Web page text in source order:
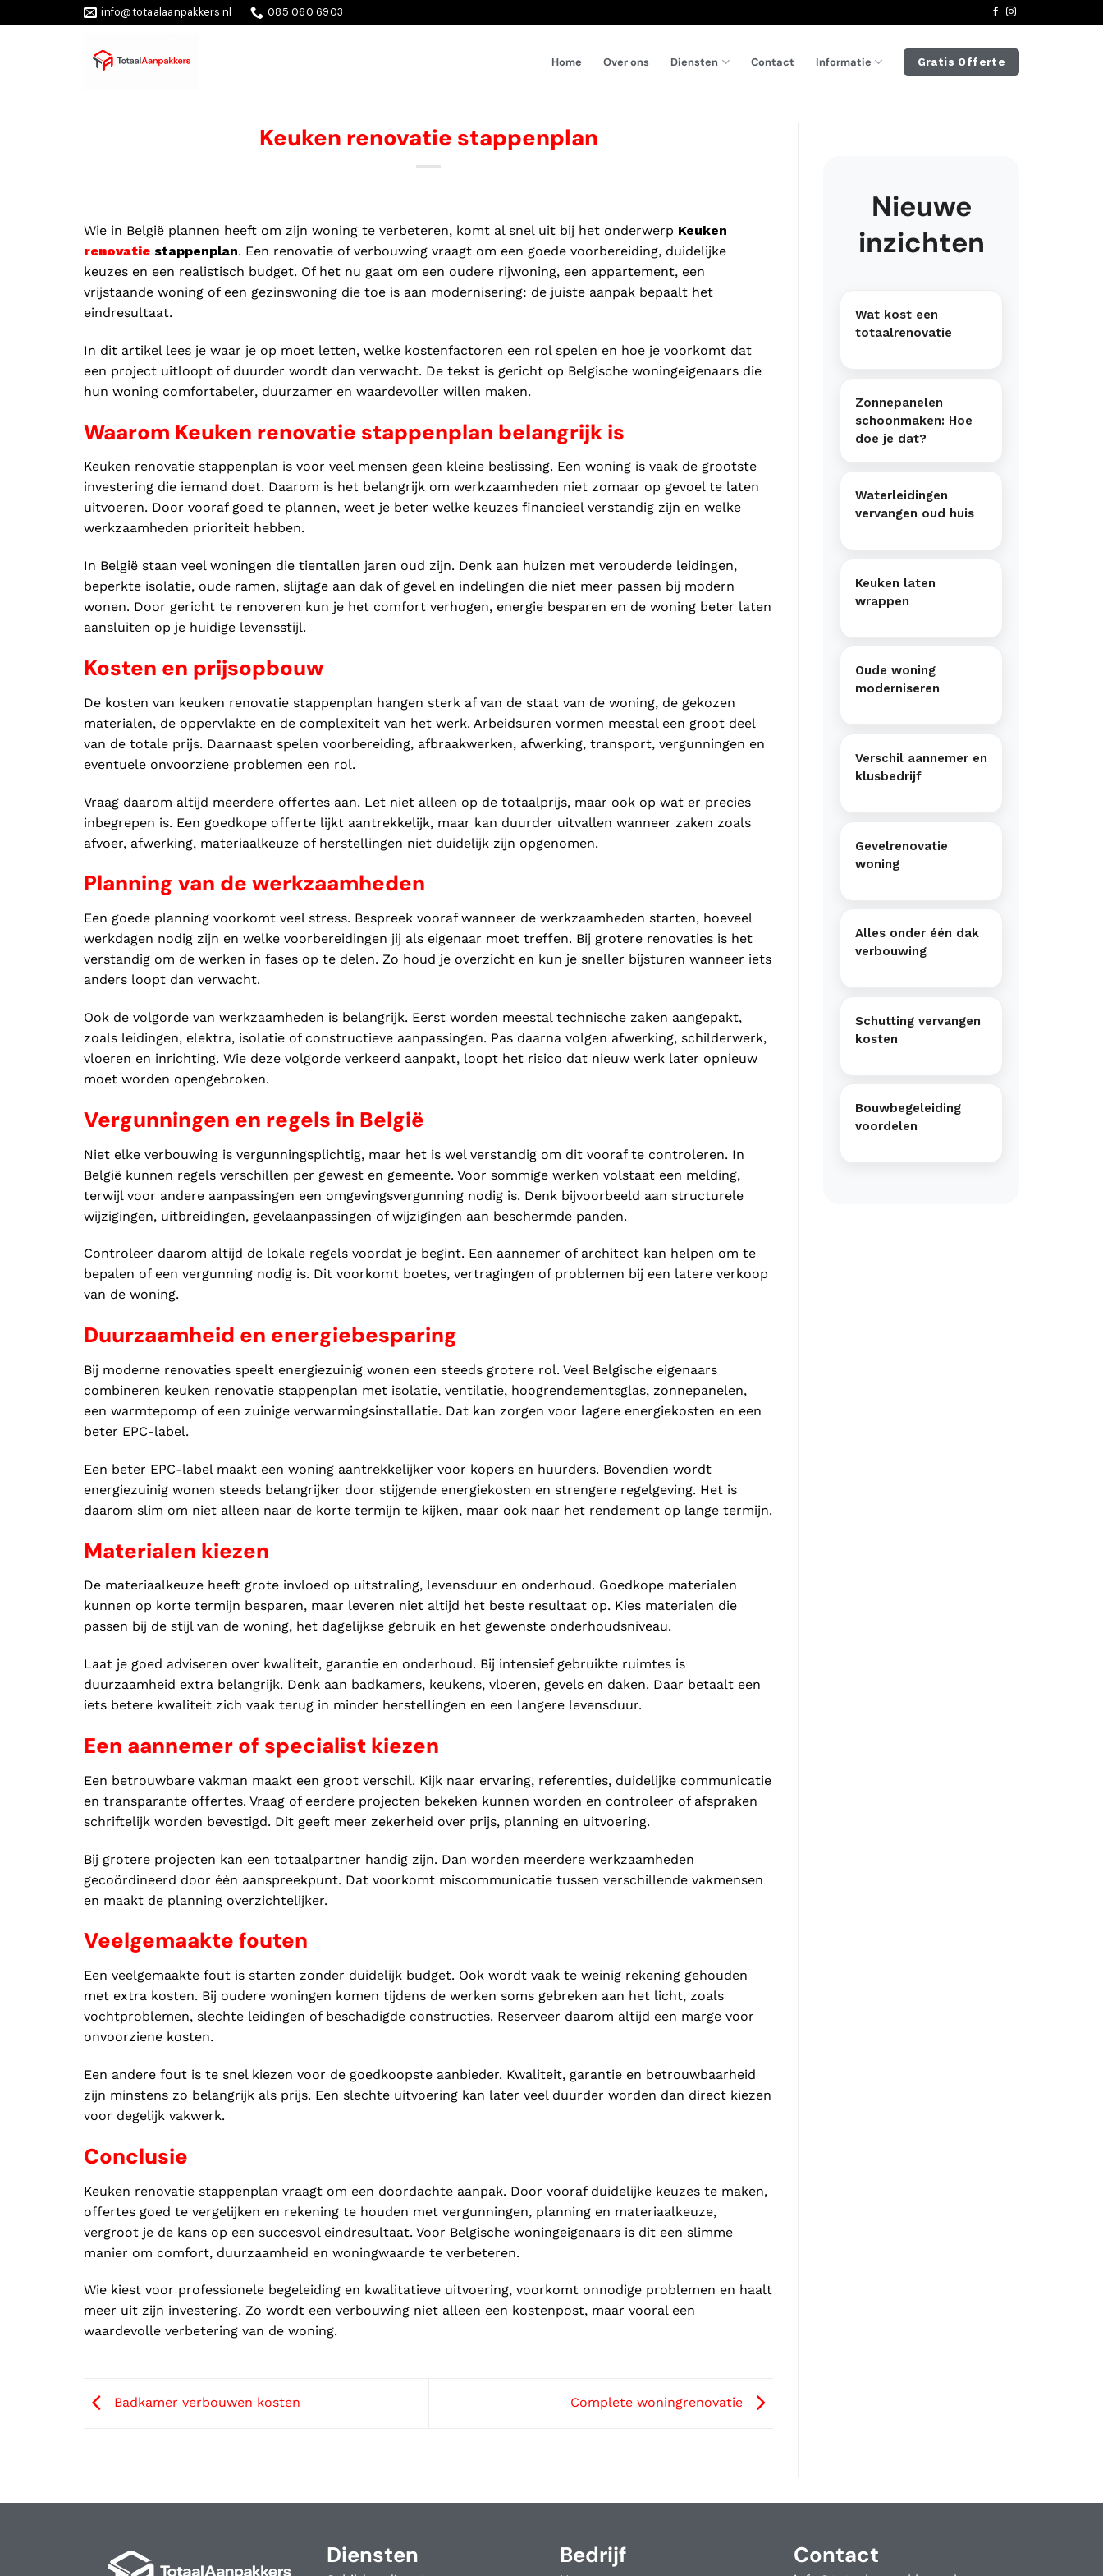
info@totaalaanpakkers.nl 085 060 6903
Home Over ons Diensten Contact Informatie Gratis Offerte
Keuken renovatie stappenplan
Wie in België plannen heeft om zijn woning te verbeteren, komt al snel uit bij het onderwerp Keuken
renovatie stappenplan. Een renovatie of verbouwing vraagt om een goede voorbereiding, duidelijke
keuzes en een realistisch budget. Of het nu gaat om een oudere rijwoning, een appartement, een
vrijstaande woning of een gezinswoning die toe is aan modernisering: de juiste aanpak bepaalt het
eindresultaat.
In dit artikel lees je waar je op moet letten, welke kostenfactoren een rol spelen en hoe je voorkomt dat
een project uitloopt of duurder wordt dan verwacht. De tekst is gericht op Belgische woningeigenaars die
hun woning comfortabeler, duurzamer en waardevoller willen maken.
Waarom Keuken renovatie stappenplan belangrijk is
Keuken renovatie stappenplan is voor veel mensen geen kleine beslissing. Een woning is vaak de grootste
investering die iemand doet. Daarom is het belangrijk om werkzaamheden niet zomaar op gevoel te laten
uitvoeren. Door vooraf goed te plannen, weet je beter welke keuzes financieel verstandig zijn en welke
werkzaamheden prioriteit hebben.
In België staan veel woningen die tientallen jaren oud zijn. Denk aan huizen met verouderde leidingen,
beperkte isolatie, oude ramen, slijtage aan dak of gevel en indelingen die niet meer passen bij modern
wonen. Door gericht te renoveren kun je het comfort verhogen, energie besparen en de woning beter laten
aansluiten op je huidige levensstijl.
Kosten en prijsopbouw
De kosten van keuken renovatie stappenplan hangen sterk af van de staat van de woning, de gekozen
materialen, de oppervlakte en de complexiteit van het werk. Arbeidsuren vormen meestal een groot deel
van de totale prijs. Daarnaast spelen voorbereiding, afbraakwerken, afwerking, transport, vergunningen en
eventuele onvoorziene problemen een rol.
Vraag daarom altijd meerdere offertes aan. Let niet alleen op de totaalprijs, maar ook op wat er precies
inbegrepen is. Een goedkope offerte lijkt aantrekkelijk, maar kan duurder uitvallen wanneer zaken zoals
afvoer, afwerking, materiaalkeuze of herstellingen niet duidelijk zijn opgenomen.
Planning van de werkzaamheden
Een goede planning voorkomt veel stress. Bespreek vooraf wanneer de werkzaamheden starten, hoeveel
werkdagen nodig zijn en welke voorbereidingen jij als eigenaar moet treffen. Bij grotere renovaties is het
verstandig om de werken in fases op te delen. Zo houd je overzicht en kun je sneller bijsturen wanneer iets
anders loopt dan verwacht.
Ook de volgorde van werkzaamheden is belangrijk. Eerst worden meestal technische zaken aangepakt,
zoals leidingen, elektra, isolatie of constructieve aanpassingen. Pas daarna volgen afwerking, schilderwerk,
vloeren en inrichting. Wie deze volgorde verkeerd aanpakt, loopt het risico dat nieuw werk later opnieuw
moet worden opengebroken.
Vergunningen en regels in België
Niet elke verbouwing is vergunningsplichtig, maar het is wel verstandig om dit vooraf te controleren. In
België kunnen regels verschillen per gewest en gemeente. Voor sommige werken volstaat een melding,
terwijl voor andere aanpassingen een omgevingsvergunning nodig is. Denk bijvoorbeeld aan structurele
wijzigingen, uitbreidingen, gevelaanpassingen of wijzigingen aan beschermde panden.
Controleer daarom altijd de lokale regels voordat je begint. Een aannemer of architect kan helpen om te
bepalen of een vergunning nodig is. Dit voorkomt boetes, vertragingen of problemen bij een latere verkoop
van de woning.
Duurzaamheid en energiebesparing
Bij moderne renovaties speelt energiezuinig wonen een steeds grotere rol. Veel Belgische eigenaars
combineren keuken renovatie stappenplan met isolatie, ventilatie, hoogrendementsglas, zonnepanelen,
een warmtepomp of een zuinige verwarmingsinstallatie. Dat kan zorgen voor lagere energiekosten en een
beter EPC-label.
Een beter EPC-label maakt een woning aantrekkelijker voor kopers en huurders. Bovendien wordt
energiezuinig wonen steeds belangrijker door stijgende energiekosten en strengere regelgeving. Het is
daarom slim om niet alleen naar de korte termijn te kijken, maar ook naar het rendement op lange termijn.
Materialen kiezen
De materiaalkeuze heeft grote invloed op uitstraling, levensduur en onderhoud. Goedkope materialen
kunnen op korte termijn besparen, maar leveren niet altijd het beste resultaat op. Kies materialen die
passen bij de stijl van de woning, het dagelijkse gebruik en het gewenste onderhoudsniveau.
Laat je goed adviseren over kwaliteit, garantie en onderhoud. Bij intensief gebruikte ruimtes is
duurzaamheid extra belangrijk. Denk aan badkamers, keukens, vloeren, gevels en daken. Daar betaalt een
iets betere kwaliteit zich vaak terug in minder herstellingen en een langere levensduur.
Een aannemer of specialist kiezen
Een betrouwbare vakman maakt een groot verschil. Kijk naar ervaring, referenties, duidelijke communicatie
en transparante offertes. Vraag of eerdere projecten bekeken kunnen worden en controleer of afspraken
schriftelijk worden bevestigd. Dit geeft meer zekerheid over prijs, planning en uitvoering.
Bij grotere projecten kan een totaalpartner handig zijn. Dan worden meerdere werkzaamheden
gecoördineerd door één aanspreekpunt. Dat voorkomt miscommunicatie tussen verschillende vakmensen
en maakt de planning overzichtelijker.
Veelgemaakte fouten
Een veelgemaakte fout is starten zonder duidelijk budget. Ook wordt vaak te weinig rekening gehouden
met extra kosten. Bij oudere woningen komen tijdens de werken soms gebreken aan het licht, zoals
vochtproblemen, slechte leidingen of beschadigde constructies. Reserveer daarom altijd een marge voor
onvoorziene kosten.
Een andere fout is te snel kiezen voor de goedkoopste aanbieder. Kwaliteit, garantie en betrouwbaarheid
zijn minstens zo belangrijk als prijs. Een slechte uitvoering kan later veel duurder worden dan direct kiezen
voor degelijk vakwerk.
Conclusie
Keuken renovatie stappenplan vraagt om een doordachte aanpak. Door vooraf duidelijke keuzes te maken,
offertes goed te vergelijken en rekening te houden met vergunningen, planning en materiaalkeuze,
vergroot je de kans op een succesvol eindresultaat. Voor Belgische woningeigenaars is dit een slimme
manier om comfort, duurzaamheid en woningwaarde te verbeteren.
Wie kiest voor professionele begeleiding en kwalitatieve uitvoering, voorkomt onnodige problemen en haalt
meer uit zijn investering. Zo wordt een verbouwing niet alleen een kostenpost, maar vooral een
waardevolle verbetering van de woning.
Badkamer verbouwen kosten Complete woningrenovatie
Nieuwe
inzichten
Wat kost een
totaalrenovatie
Zonnepanelen
schoonmaken: Hoe
doe je dat?
Waterleidingen
vervangen oud huis
Keuken laten
wrappen
Oude woning
moderniseren
Verschil aannemer en
klusbedrijf
Gevelrenovatie
woning
Alles onder één dak
verbouwing
Schutting vervangen
kosten
Bouwbegeleiding
voordelen
Diensten Bedrijf Contact